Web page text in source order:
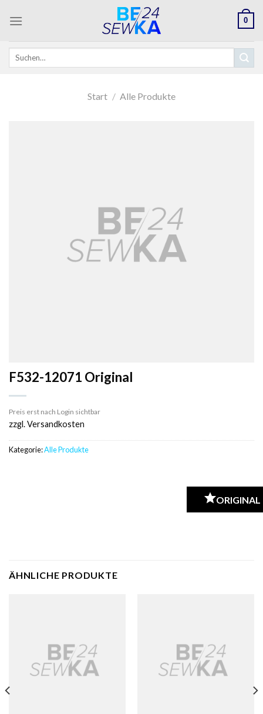
0
Suchen
Start / Alle Produkte
F532-12071 Original
Preis erst nach Login sichtbar
zzgl. Versandkosten
Kategorie:Alle Produkte
ORIGINAL
ÄHNLICHE PRODUKTE